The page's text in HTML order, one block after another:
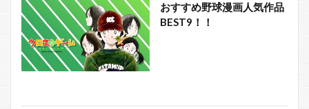
おすすめ野球漫画人気作品
BEST9！！